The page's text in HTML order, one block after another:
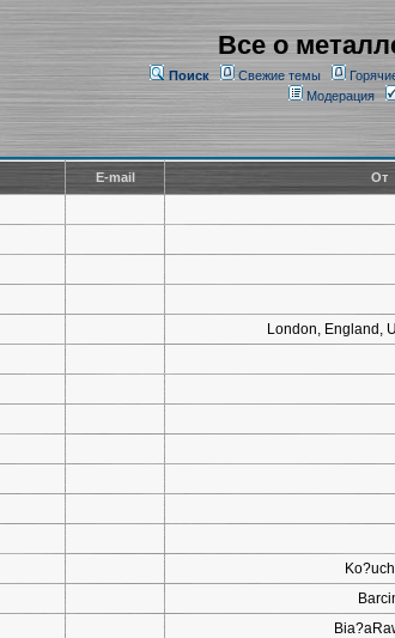
Все о
Поиск Свежие темы
Модерация
E-mail От
London, England,